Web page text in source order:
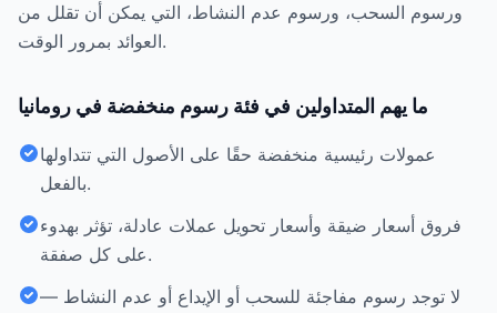
ورسوم السحب، ورسوم عدم النشاط، التي يمكن أن تقلل من
العوائد بمرور الوقت.
ما يهم المتداولين في فئة رسوم منخفضة في رومانيا
عمولات رئيسية منخفضة حقًا على الأصول التي تتداولها
بالفعل.
فروق أسعار ضيقة وأسعار تحويل عملات عادلة، تؤثر بهدوء
على كل صفقة.
لا توجد رسوم مفاجئة للسحب أو الإيداع أو عدم النشاط —